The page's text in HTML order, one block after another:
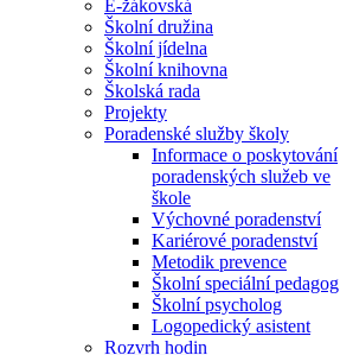
E-žákovská
Školní družina
Školní jídelna
Školní knihovna
Školská rada
Projekty
Poradenské služby školy
Informace o poskytování
poradenských služeb ve
škole
Výchovné poradenství
Kariérové poradenství
Metodik prevence
Školní speciální pedagog
Školní psycholog
Logopedický asistent
Rozvrh hodin